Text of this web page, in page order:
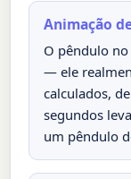
Animação
O pêndulo
— ele
calculados,
segundos
um pêndulo